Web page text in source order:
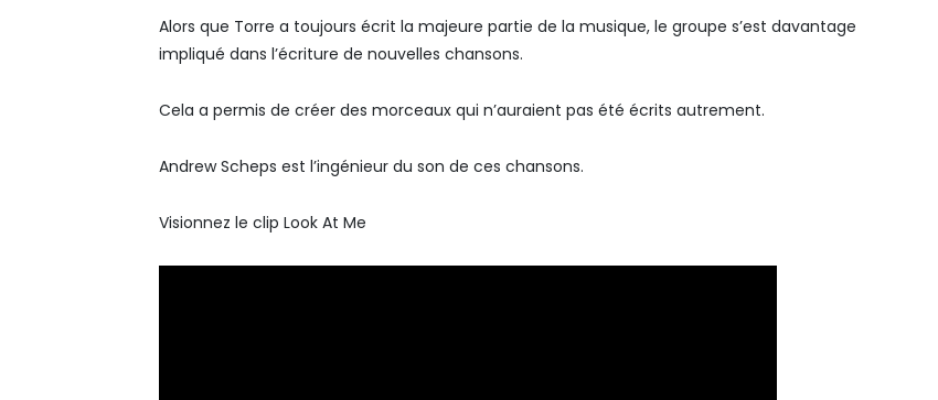
Alors que Torre a toujours écrit la majeure partie de la musique, le groupe s’est davantage
impliqué dans l’écriture de nouvelles chansons.
Cela a permis de créer des morceaux qui n’auraient pas été écrits autrement.
Andrew Scheps est l’ingénieur du son de ces chansons.
Visionnez le clip Look At Me